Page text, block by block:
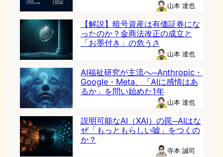
山本 達也
【解説】暗号資産は有価証券にな
ったのか？金商法改正の成立と
「お墨付き」の危うさ
山本 達也
AI福祉研究が主流へ─Anthropic・
Google・Meta、「AIに感情はあ
るか」を問い始めた1年
山本 達也
説明可能なAI（XAI）の罠─AIはな
ぜ「もっともらしい嘘」をつくの
か？
寺本 誠司